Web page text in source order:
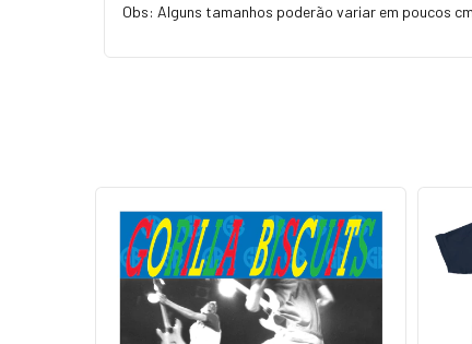
Obs: Alguns tamanhos poderão variar em poucos